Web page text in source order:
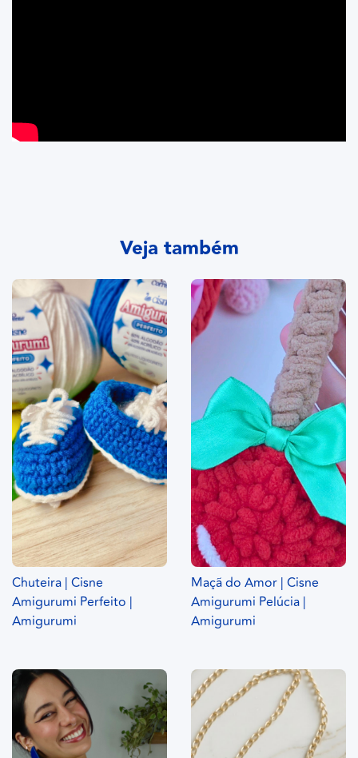
Veja também
Chuteira | Cisne
Amigurumi Perfeito |
Amigurumi
Maçã do Amor | Cisne
Amigurumi Pelúcia |
Amigurumi